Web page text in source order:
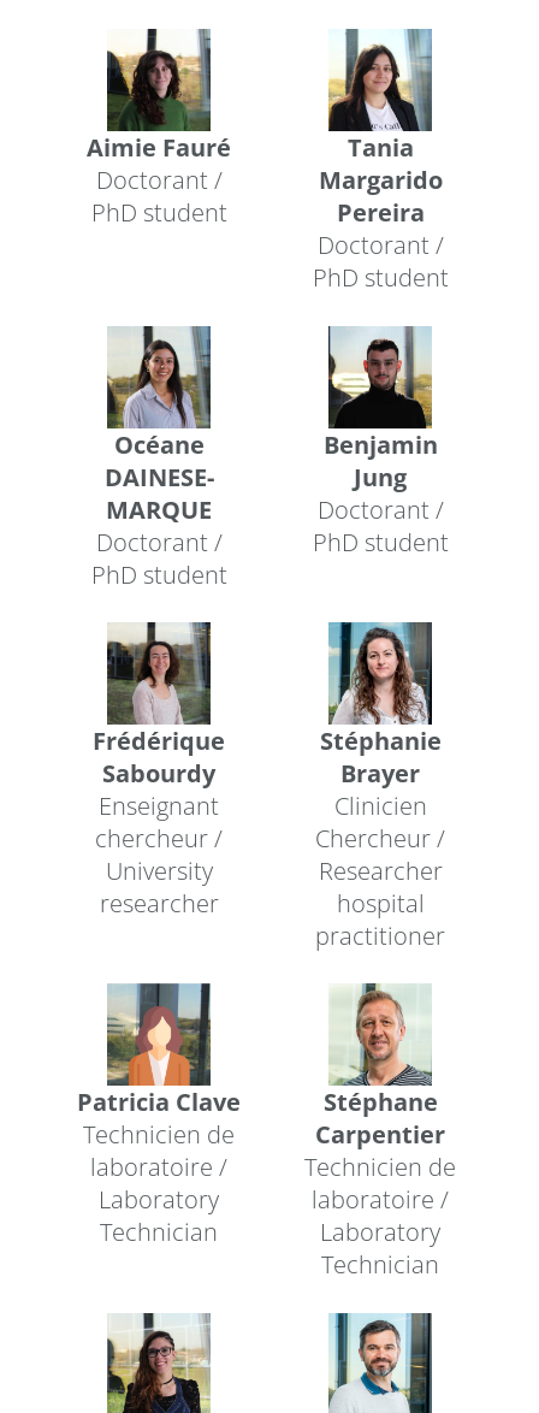
Aimie Fauré
Doctorant /
PhD student
Tania
Margarido
Pereira
Doctorant /
PhD student
Océane
DAINESE-
MARQUE
Doctorant /
PhD student
Benjamin
Jung
Doctorant /
PhD student
Frédérique
Sabourdy
Enseignant
chercheur /
University
researcher
Stéphanie
Brayer
Clinicien
Chercheur /
Researcher
hospital
practitioner
Patricia Clave
Technicien de
laboratoire /
Laboratory
Technician
Stéphane
Carpentier
Technicien de
laboratoire /
Laboratory
Technician